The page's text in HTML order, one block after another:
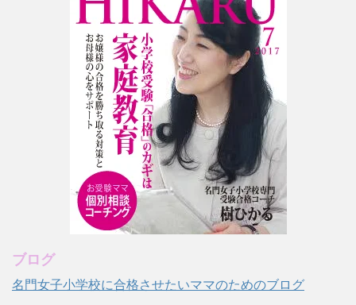
ブログ
名門女子小学校に合格させたいママのためのブログ